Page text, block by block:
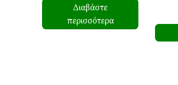
Διαβάστε
περισσότερα